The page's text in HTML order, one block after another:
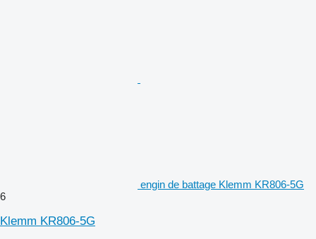
engin de battage Klemm KR806-5G
6
Klemm KR806-5G